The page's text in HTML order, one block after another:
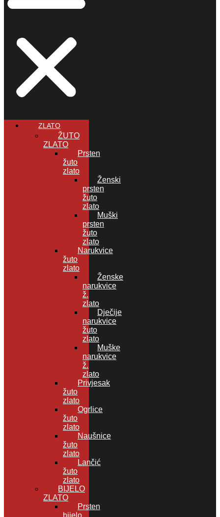
ZLATO
ŽUTO
ZLATO
Prsten
žuto
zlato
Ženski
prsten
žuto
zlato
Muški
prsten
žuto
zlato
Narukvice
žuto
zlato
Ženske
narukvice
ž.
zlato
Dječije
narukvice
žuto
zlato
Muške
narukvice
ž.
zlato
Privjesak
žuto
zlato
Ogrlice
žuto
zlato
Naušnice
žuto
zlato
Lančić
žuto
zlato
BIJELO
ZLATO
Prsten
bijelo